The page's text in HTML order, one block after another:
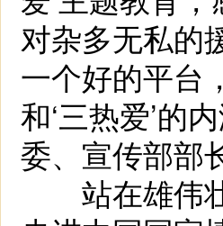
对杂多无私的
一个好的平台
和‘三热爱’的
委、宣传部部
站在雄伟壮